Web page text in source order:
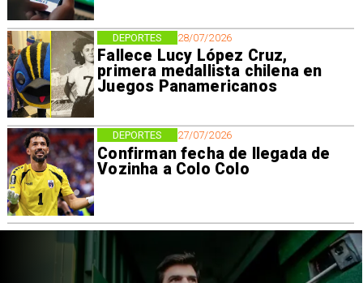
28/07/2026
Fallece Lucy López Cruz,
primera medallista chilena en
Juegos Panamericanos
DEPORTES
27/07/2026
Confirman fecha de llegada de
Vozinha a Colo Colo
DEPORTES